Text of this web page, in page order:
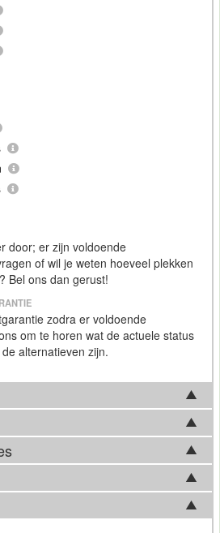
door; er zijn voldoende
of wil je weten hoeveel plekken
Bel ons dan gerust!
zodra er voldoende
om te horen wat de actuele status
alternatieven zijn.
source simulatieplatform dat
het simuleren van robots in
biedt gebruikers de mogelijkheid
simulaties te maken
interacteren met objecten en
om de omgeving waar te
fundamentals komen in basis
aan bod. Afhankelijk van
kan de feitelijke
van afwijken. Bel ons gerust voor
actuele inhoud.
Ook beschikbaar in